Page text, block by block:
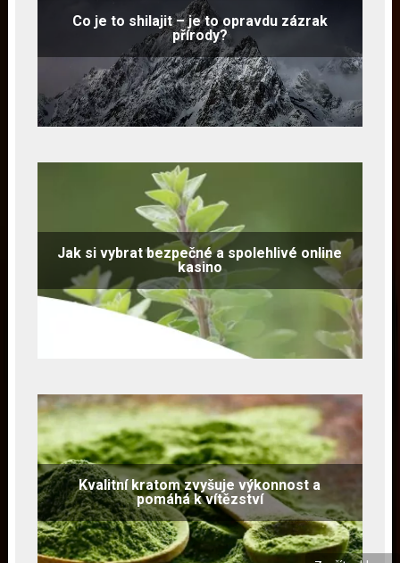
Co je to shilajit – je to opravdu zázrak
přírody?
Jak si vybrat bezpečné a spolehlivé online
kasino
Kvalitní kratom zvyšuje výkonnost a
pomáhá k vítězství